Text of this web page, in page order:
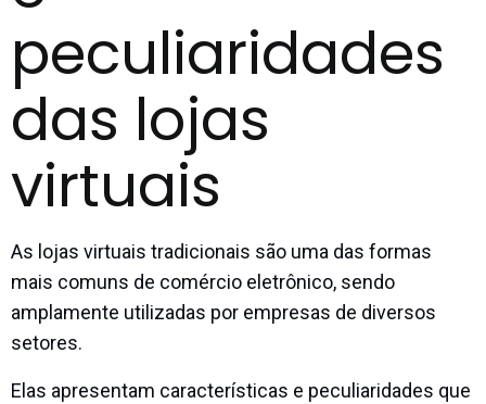
peculiaridades
das lojas
virtuais
As lojas virtuais tradicionais são uma das formas
mais comuns de comércio eletrônico, sendo
amplamente utilizadas por empresas de diversos
setores.
Elas apresentam características e peculiaridades que